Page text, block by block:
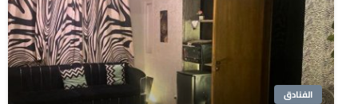
الفنادق